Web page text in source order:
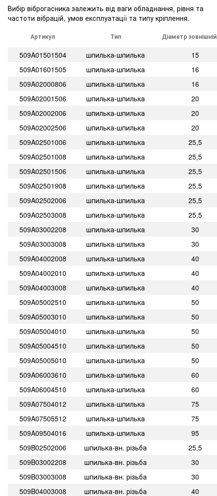
Вибір віброгасника залежить від ваги обладнання, рівня та
частоти вібрацій, умов експлуатації та типу кріплення.
Артикул Тип Діаметр
509A01501504 шпилька-шпилька
15
509A01601505
шпилька-шпилька
16
509A02000806
шпилька-шпилька
16
509A02001506
шпилька-шпилька
20
509A02002006
шпилька-шпилька
20
509A02002506
шпилька-шпилька
20
509A02501006
шпилька-шпилька
25,5
509A02501008
шпилька-шпилька
25,5
509A02501506
шпилька-шпилька
25,5
509A02501908
шпилька-шпилька
25,5
509A02502006
шпилька-шпилька
25,5
509A02503008
шпилька-шпилька
25,5
509A03002208
шпилька-шпилька
30
509A03003008
шпилька-шпилька
30
509A04002008
шпилька-шпилька
40
509A04002010
шпилька-шпилька
40
509A04003008
шпилька-шпилька
40
509A05002510
шпилька-шпилька
50
509A05003010
шпилька-шпилька
50
509A05004010
шпилька-шпилька
50
509A05004510
шпилька-шпилька
50
509A05005010
шпилька-шпилька
50
509A06003610
шпилька-шпилька
60
509A06004510
шпилька-шпилька
60
509A07504012
шпилька-шпилька
75
509A07505512
шпилька-шпилька
75
509A09504016
шпилька-шпилька
95
509B02502006
шпилька-вн. різьба
25,5
509B03002208
шпилька-вн. різьба
30
509B03003008
шпилька-вн. різьба
30
509B04003008
шпилька-вн. різьба 40